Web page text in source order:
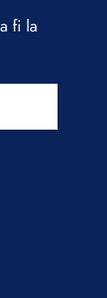
fi la